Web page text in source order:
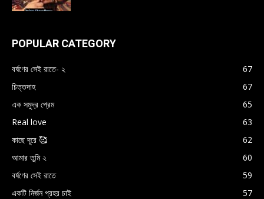
POPULAR CATEGORY
বর্ষণের সেই রাতে- ২
67
চিত্তদাহ
67
এক সমুদ্র প্রেম
65
Real love
63
কাছে দূরে 🥰
62
আমার তুমি ২
60
বর্ষণের সেই রাতে
59
একটি নির্জন প্রহর চাই
57